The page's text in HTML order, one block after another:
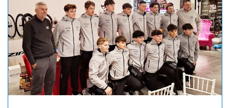
NEWSLETTER